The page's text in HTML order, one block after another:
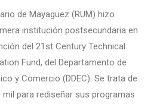
de Mayagüez (RUM) hizo
institución postsecundaria en
del 21st Century Technical
Fund, del Departamento de
y Comercio (DDEC). Se trata de
mil para rediseñar sus programas